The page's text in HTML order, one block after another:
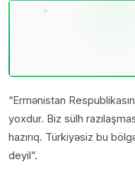
“Ermənistan
yoxdur. Biz sülh
hazırıq. Türkiyəsiz bu
deyil”.